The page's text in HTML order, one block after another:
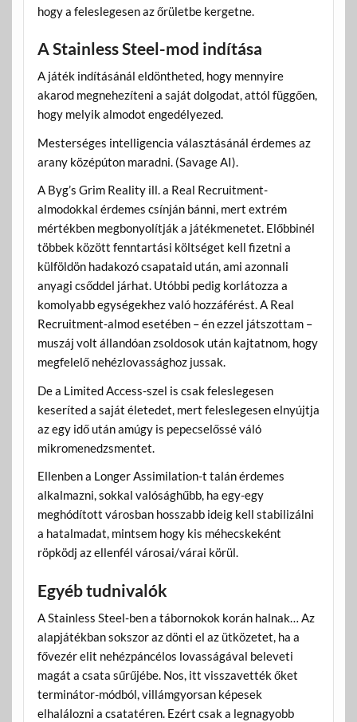
hogy a feleslegesen az őrületbe kergetne.
A Stainless Steel-mod indítása
A játék indításánál eldöntheted, hogy mennyire
akarod megnehezíteni a saját dolgodat, attól függően,
hogy melyik almodot engedélyezed.
Mesterséges intelligencia választásánál érdemes az
arany középúton maradni. (Savage AI).
A Byg’s Grim Reality ill. a Real Recruitment-
almodokkal érdemes csínján bánni, mert extrém
mértékben megbonyolítják a játékmenetet. Előbbinél
többek között fenntartási költséget kell fizetni a
külföldön hadakozó csapataid után, ami azonnali
anyagi csőddel járhat. Utóbbi pedig korlátozza a
komolyabb egységekhez való hozzáférést. A Real
Recruitment-almod esetében – én ezzel játszottam –
muszáj volt állandóan zsoldosok után kajtatnom, hogy
megfelelő nehézlovassághoz jussak.
De a Limited Access-szel is csak feleslegesen
keseríted a saját életedet, mert feleslegesen elnyújtja
az egy idő után amúgy is pepecselőssé váló
mikromenedzsmentet.
Ellenben a Longer Assimilation-t talán érdemes
alkalmazni, sokkal valósághűbb, ha egy-egy
meghódított városban hosszabb ideig kell stabilizálni
a hatalmadat, mintsem hogy kis méhecskeként
röpködj az ellenfél városai/várai körül.
Egyéb tudnivalók
A Stainless Steel-ben a tábornokok korán halnak… Az
alapjátékban sokszor az dönti el az ütközetet, ha a
fővezér elit nehézpáncélos lovasságával beleveti
magát a csata sűrűjébe. Nos, itt visszavették őket
terminátor-módból, villámgyorsan képesek
elhalálozni a csatatéren. Ezért csak a legnagyobb